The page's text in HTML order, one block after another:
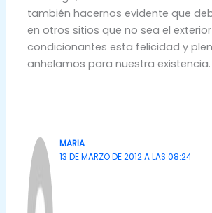
también hacernos evidente que
en otros sitios que no sea el
condicionantes esta felicidad y
anhelamos para nuestra existencia.
MARIA
13 DE MARZO DE 2012 A LAS 08:24